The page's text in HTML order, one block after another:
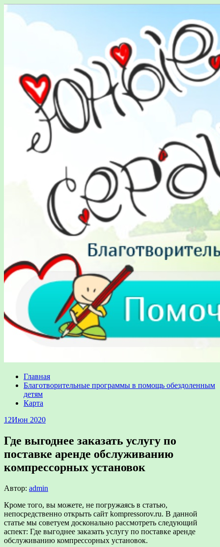
Главная
Благотворительные программы в помощь обездоленным
детям
Карта
12Июн 2020
Где выгоднее заказать услугу по
поставке аренде обслуживанию
компрессорных установок
Автор: admin
Кроме того, вы можете, не погружаясь в статью,
непосредственно открыть сайт kompressorov.ru. В данной
статье мы советуем досконально рассмотреть следующий
аспект: Где выгоднее заказать услугу по поставке аренде
обслуживанию компрессорных установок.